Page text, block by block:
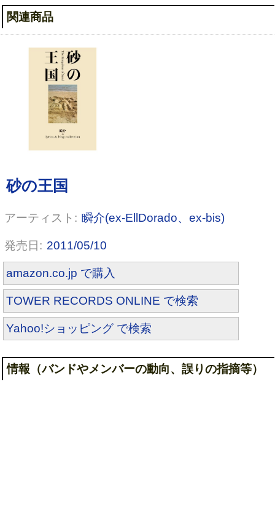
関連商品
瞬介(ex-EllDorado、ex-bis)
2011/05/10
amazon.co.jp で購入
TOWER RECORDS ONLINE で検索
Yahoo!ショッピング で検索
情報（バンドやメンバーの動向、誤りの指摘等）